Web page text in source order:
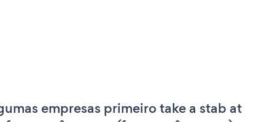
empresas primeiro take a stab at